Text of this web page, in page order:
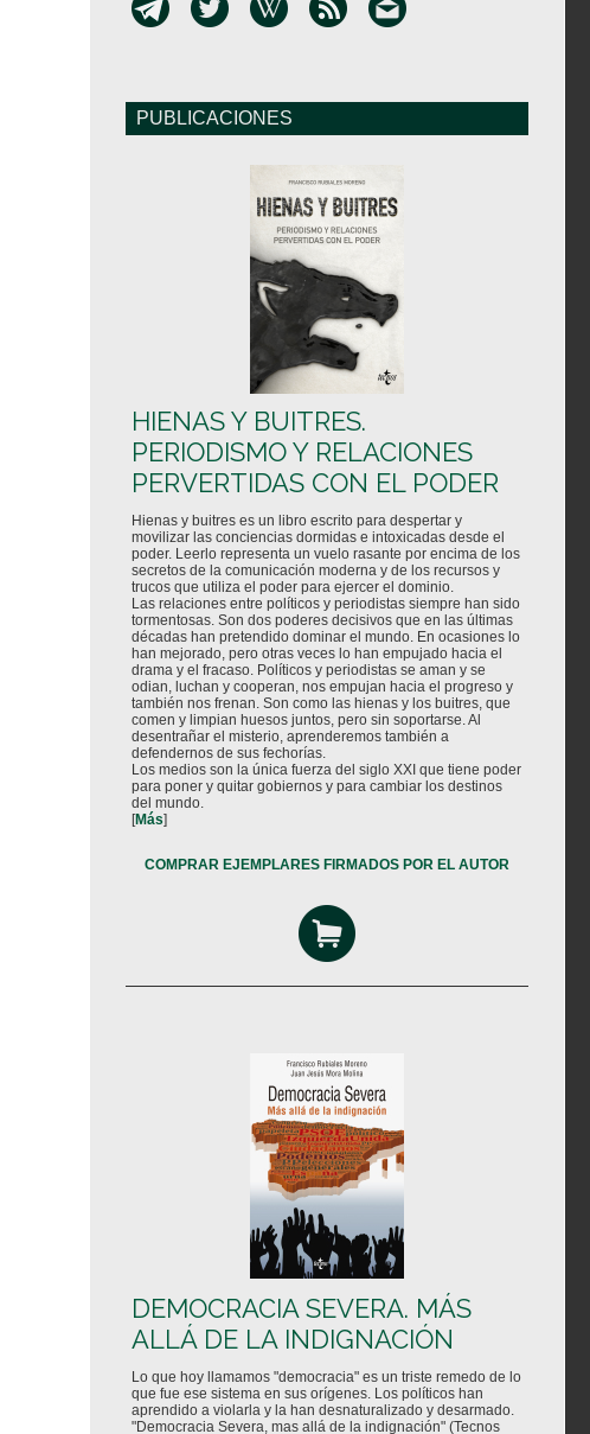
PUBLICACIONES
HIENAS Y BUITRES.
PERIODISMO Y RELACIONES
PERVERTIDAS CON EL PODER
Hienas y buitres es un libro escrito para despertar y
movilizar las conciencias dormidas e intoxicadas desde el
poder. Leerlo representa un vuelo rasante por encima de los
secretos de la comunicación moderna y de los recursos y
trucos que utiliza el poder para ejercer el dominio.
Las relaciones entre políticos y periodistas siempre han sido
tormentosas. Son dos poderes decisivos que en las últimas
décadas han pretendido dominar el mundo. En ocasiones lo
han mejorado, pero otras veces lo han empujado hacia el
drama y el fracaso. Políticos y periodistas se aman y se
odian, luchan y cooperan, nos empujan hacia el progreso y
también nos frenan. Son como las hienas y los buitres, que
comen y limpian huesos juntos, pero sin soportarse. Al
desentrañar el misterio, aprenderemos también a
defendernos de sus fechorías.
Los medios son la única fuerza del siglo XXI que tiene poder
para poner y quitar gobiernos y para cambiar los destinos
del mundo.
[Más]
COMPRAR EJEMPLARES FIRMADOS POR EL AUTOR
DEMOCRACIA SEVERA. MÁS
ALLÁ DE LA INDIGNACIÓN
Lo que hoy llamamos "democracia" es un triste remedo de lo
que fue ese sistema en sus orígenes. Los políticos han
aprendido a violarla y la han desnaturalizado y desarmado.
"Democracia Severa, mas allá de la indignación" (Tecnos